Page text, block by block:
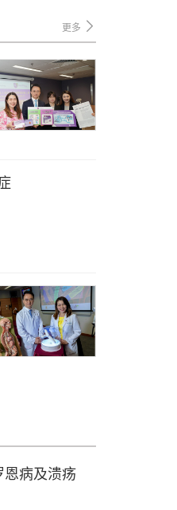
更多
病及溃疡